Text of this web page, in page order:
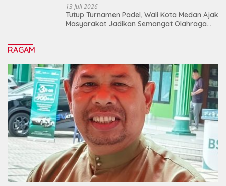
13 Juli 2026
Tutup Turnamen Padel, Wali Kota Medan Ajak
Masyarakat Jadikan Semangat Olahraga
RAGAM